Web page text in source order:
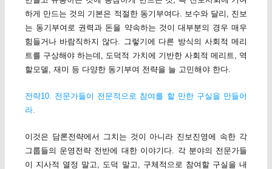
하게 만드는 것의 기본은 적절한 동기부여다. 보수와 달리, 진보
는 동기부여로 권력과 돈을 약속하는 것이 대부분의 경우 매우
힘들거나 바람직하지 않다. 그렇기에 다른 방식의 사회적 메리
트를 구상해야 하는데, 도덕적 가치에 기반한 사회적 메리트, 역
할모델, 재미 등 다양한 동기부여 전략을 늘 고민해야 한다.
전략10. 전문가들이 전문적으로 참여를 할 만한 구실을 만들어
라.
이것은 담론전략에서 그치는 것이 아니라 진보진영에 속한 각
그룹들의 운영전략 전반에 대한 이야기다. 각 분야의 전문가들
이 지사적 열정 말고, 도덕 말고, 구체적으로 참여할 구실을 내